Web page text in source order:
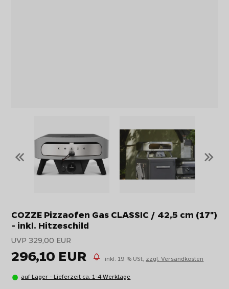
« »
COZZE Pizzaofen Gas CLASSIC / 42,5 cm (17")
- inkl. Hitzeschild
UVP 329,00 EUR
296,10 EUR inkl. 19 % USt, zzgl. Versandkosten
auf Lager - Lieferzeit ca. 1-4 Werktage